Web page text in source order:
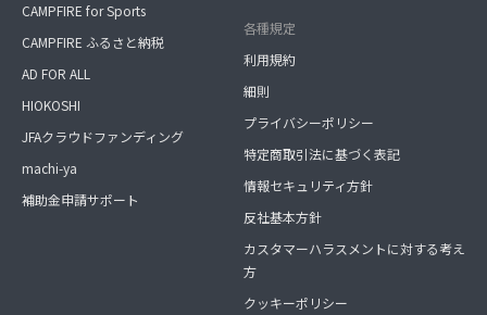
CAMPFIRE for Sports
CAMPFIRE ふるさと納税
AD FOR ALL
HIOKOSHI
JFAクラウドファンディング
machi-ya
補助金申請サポート
各種規定
利用規約
細則
プライバシーポリシー
特定商取引法に基づく表記
情報セキュリティ方針
反社基本方針
カスタマーハラスメントに対する考え
方
クッキーポリシー